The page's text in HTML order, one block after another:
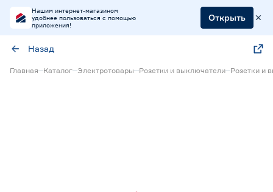
Нашим интернет-магазином
удобнее пользоваться с помощью
приложения!
Открыть
Назад
Главная Каталог Электротовары Розетки и выключатели Розетки и